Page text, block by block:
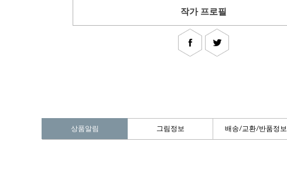
작가 프로필
상품알림 그림정보 배송/교환/반품정보